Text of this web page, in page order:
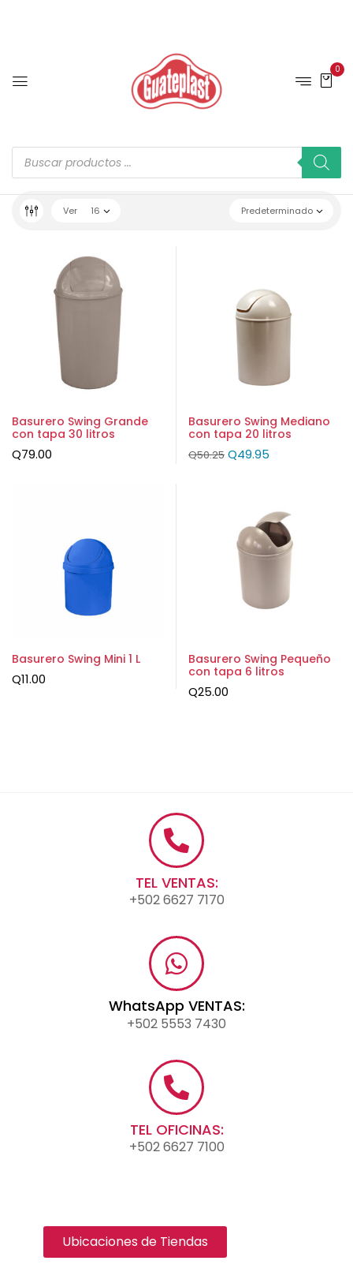
0
Predeterminado
Ver 16
Basurero Swing Grande
con tapa 30 litros
Q79.00
Basurero Swing Mediano
con tapa 20 litros
Q50.25 Q49.95
Basurero Swing Mini 1 L
Q11.00
Basurero Swing Pequeño
con tapa 6 litros
Q25.00
TEL VENTAS:
+502 6627 7170
WhatsApp VENTAS:
+502 5553 7430
TEL OFICINAS:
+502 6627 7100
Ubicaciones de Tiendas